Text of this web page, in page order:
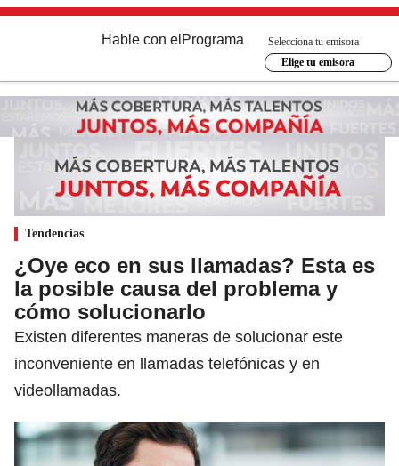
Hable con el Programa
Selecciona tu emisora
Elige tu emisora
Tendencias
¿Oye eco en sus llamadas? Esta es
la posible causa del problema y
cómo solucionarlo
Existen diferentes maneras de solucionar este
inconveniente en llamadas telefónicas y en
videollamadas.